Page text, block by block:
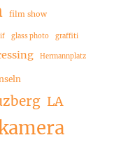
film show
glass photo graffiti
Hermannplatz
LA